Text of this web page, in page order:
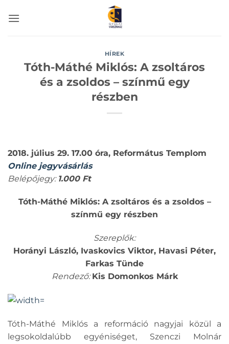
HÍREK
Tóth-Máthé Miklós: A zsoltáros
és a zsoldos – színmű egy
részben
2018. július 29. 17.00 óra, Református Templom
Online jegyvásárlás
Belépőjegy: 1.000 Ft
Tóth-Máthé Miklós: A zsoltáros és a zsoldos –
színmű egy részben
Szereplők:
Horányi László, Ivaskovics Viktor, Havasi Péter,
Farkas Tünde
Rendező:Kis Domonkos Márk
Tóth-Máthé Miklós a reformáció nagyjai közül a
legsokoldalúbb egyéniséget, Szenczi Molnár